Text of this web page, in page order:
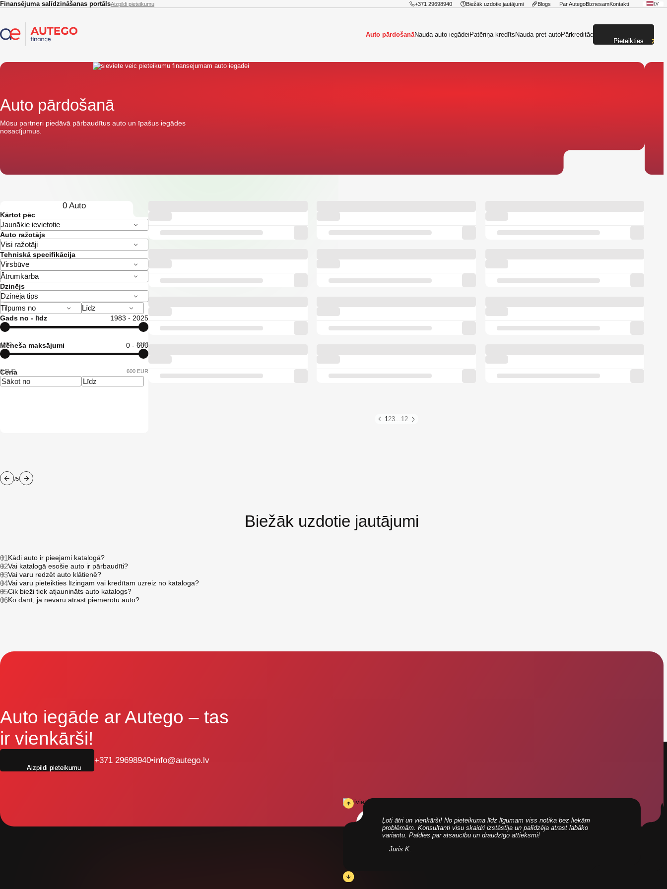
Skip to main content
Finansējuma salīdzināšanas portālsAizpildi pieteikumu +371 29698940 Biežāk uzdotie jautājumi Blogs Par AutegoBiznesamKontakti LV
Auto pārdošanāNauda auto iegādeiPatēriņa kredītsNauda pret autoPārkreditācija
Auto pārdošanā
Mūsu partneri piedāvā pārbaudītus auto un īpašus iegādes
nosacījumus.
0Auto
Kārtot pēc
Auto ražotājs
Tehniskā specifikācija
Dzinējs
Gads no - līdz 1983 - 2025
1983 2025
Mēneša maksājumi 0 - 600
0 EUR 600 EUR
Cena
123...12
/5
Biežāk uzdotie jautājumi
01Kādi auto ir pieejami katalogā?
02Vai katalogā esošie auto ir pārbaudīti?
03Vai varu redzēt auto klātienē?
04Vai varu pieteikties līzingam vai kredītam uzreiz no kataloga?
05Cik bieži tiek atjaunināts auto katalogs?
06Ko darīt, ja nevaru atrast piemērotu auto?
Auto iegāde ar Autego – tas
ir vienkārši!
+371 29698940•info@autego.lv
Ļoti ātri un vienkārši! No pieteikuma līdz līgumam viss notika bez liekām
problēmām. Konsultanti visu skaidri izstāstīja un palīdzēja atrast labāko
variantu. Paldies par atsaucību un draudzīgo attieksmi!
Juris K.